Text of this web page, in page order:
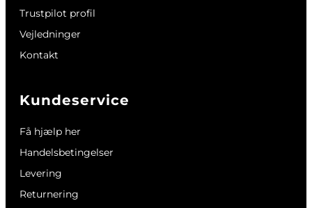
Trustpilot profil
Vejledninger
Kontakt
Kundeservice
Få hjælp her
Handelsbetingelser
Levering
Returnering